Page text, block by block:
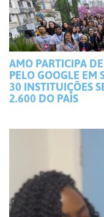
AMO PARTICIPA
PELO GOOGLE EM
30 INSTITUIÇÕES
2.600 DO PAÍS